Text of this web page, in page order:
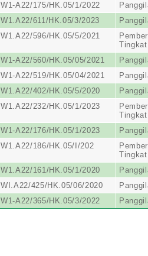
W1-A22/175/HK.05/1/2022
W1.A22/611/HK.05/3/2023
W1.A22/596/HK.05/5/2021
W1-A22/560/HK.05/05/2021
W1-A22/519/HK.05/04/2021
W1.A22/402/HK.05/5/2020
W1.A22/232/HK.05/1/2023
W1-A22/176/HK.05/1/2023
W1.A22/186/HK.05/I/202
W1.A22/161/HK.05/1/2020
WI.A22/425/HK.05/06/2020
W1-A22/365/HK.05/3/2022